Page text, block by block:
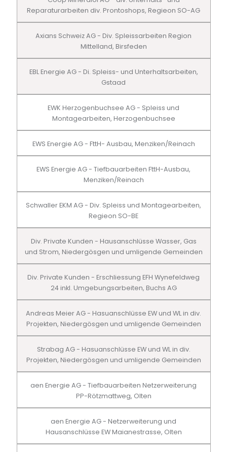
Reparaturarbeiten div. Prontoshops, Regieon SO-AG
Axians Schweiz AG - Div. Spleissarbeiten Region
Mittelland, Birsfeden
EBL Energie AG - Di. Spleiss- und Unterhaltsarbeiten,
Gstaad
EWK Herzogenbuchsee AG - Spleiss und
Montagearbeiten, Herzogenbuchsee
EWS Energie AG - FttH- Ausbau, Menziken/Reinach
EWS Energie AG - Tiefbauarbeiten FttH-Ausbau,
Menziken/Reinach
Schwaller EKM AG - Div. Spleiss und Montagearbeiten,
Regieon SO-BE
Div. Private Kunden - Hausanschlüsse Wasser, Gas
und Strom, Niedergösgen und umligende Gemeinden
Div. Private Kunden - Erschliessung EFH Wynefeldweg
24 inkl. Umgebungsarbeiten, Buchs AG
Andreas Meier AG - Hasuanschlüsse EW und WL in div.
Projekten, Niedergösgen und umligende Gemeinden
Strabag AG - Hasuanschlüsse EW und WL in div.
Projekten, Niedergösgen und umligende Gemeinden
aen Energie AG - Tiefbauarbeiten Netzerweiterung
PP-Rötzmattweg, Olten
aen Energie AG - Netzerweiterung und
Hausanschlüsse EW Maianestrasse, Olten